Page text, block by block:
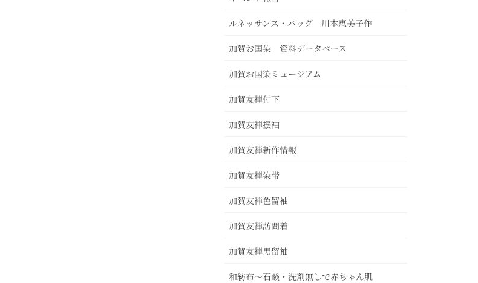
ルネッサンス・バッグ 川本恵美子作
加賀お国染 資料データベース
加賀お国染ミュージアム
加賀友禅付下
加賀友禅振袖
加賀友禅新作情報
加賀友禅染帯
加賀友禅色留袖
加賀友禅訪問着
加賀友禅黒留袖
和紡布～石鹸・洗剤無しで赤ちゃん肌